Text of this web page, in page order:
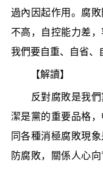
過內因起作用。腐
不高，自控能力差
我們要自重、自省、
【解讀】
反對腐敗是我們
潔是黨的重要品格
同各種消極腐敗現
防腐敗，關係人心